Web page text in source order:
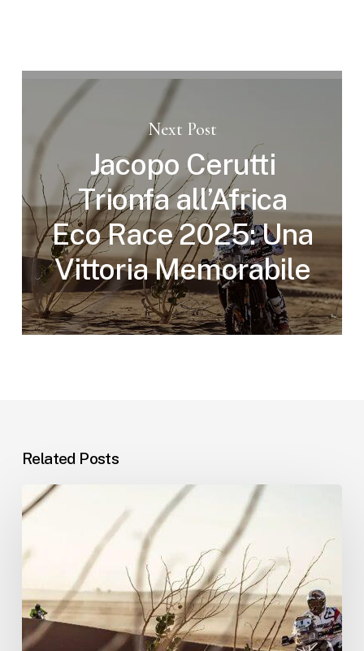
Next Post
Jacopo Cerutti
Trionfa all’Africa
Eco Race 2025: Una
Vittoria Memorabile
Related Posts
Jacopo
Cerutti
all’Africa
Race
2025:
Una